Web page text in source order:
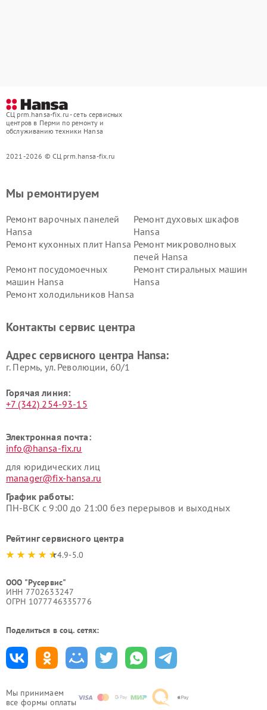
СЦ prm.hansa-fix.ru - сеть сервисных
центров в Перми по ремонту и
обслуживанию техники Hansa
2021-2026 © СЦ prm.hansa-fix.ru
Мы принимаем
все формы оплаты
Мы ремонтируем
Ремонт варочных панелей
Hansa
Ремонт духовых шкафов
Hansa
Ремонт кухонных плит Hansa Ремонт микроволновых
печей Hansa
Ремонт посудомоечных
машин Hansa
Ремонт стиральных машин
Hansa
Ремонт холодильников Hansa
Контакты сервис центра
Адрес сервисного центра Hansa:
г. Пермь, ул. ​Революции, 60/1
Горячая линия:
+7 (342) 254-93-15
Электронная почта:
info@hansa-fix.ru
для юридических лиц
manager@fix-hansa.ru
График работы:
ПН-ВСК с 9:00 до 21:00 без перерывов и выходных
Рейтинг сервисного центра
4.9-5.0
ООО "Русервис"
ИНН 7702633247
ОГРН 1077746335776
Поделиться в соц. сетях: